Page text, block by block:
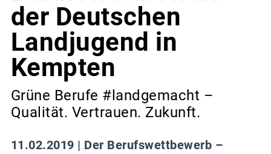
der Deutschen
Landjugend in
Kempten
Grüne Berufe #landgemacht –
Qualität. Vertrauen. Zukunft.
11.02.2019 | Der Berufswettbewerb –